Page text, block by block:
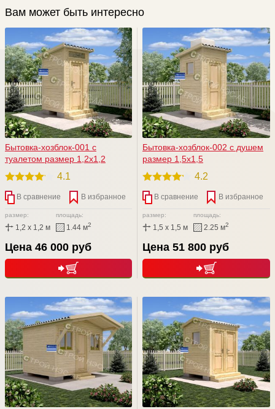
Вам может быть интересно
Бытовка-хозблок-001 c
туалетом размер 1,2х1,2
4.1
В сравнение В избранное
размер:
1,2 x 1,2 м
площадь:
1.44 м2
Цена 46 000 руб
Бытовка-хозблок-002 с душем
размер 1,5х1,5
4.2
В сравнение В избранное
размер:
1,5 x 1,5 м
площадь:
2.25 м2
Цена 51 800 руб